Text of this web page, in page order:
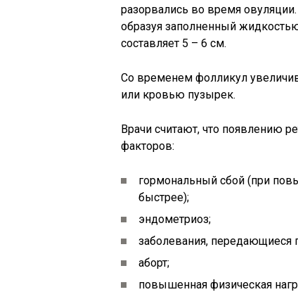
разорвались во время
образуя заполненный
составляет 5 – 6 см.
Со временем фолликул
или кровью пузырек.
Врачи считают, что появлению
факторов:
гормональный сбой (при
быстрее);
эндометриоз;
заболевания, передающиеся
аборт;
повышенная физическая